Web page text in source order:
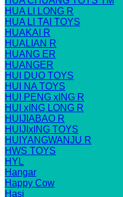
HUA LI LONG R
HUA LI TAI TOYS
HUAKAI R
HUALIAN R
HUANG ER
HUANGER
HUI DUO TOYS
HUI NA TOYS
HUI PENG xING R
HUI xING LONG R
HUIJIABAO R
HUIJIxING TOYS
HUIYANGWANJU R
HWS TOYS
HYL
Hangar
Happy Cow
Hasi